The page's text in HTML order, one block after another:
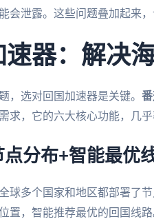
会泄露。这些问题叠加起来
器：解决
，选对回国加速器是关键。
求，它的六大核心功能，几乎
点分布+智能最优
球多个国家和地区都部署了
置，智能推荐最优的回国线